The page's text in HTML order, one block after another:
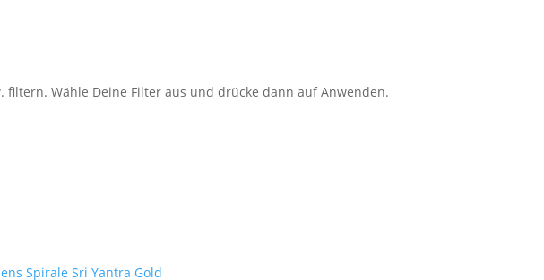
Wähle Deine Filter aus und drücke dann auf Anwenden.